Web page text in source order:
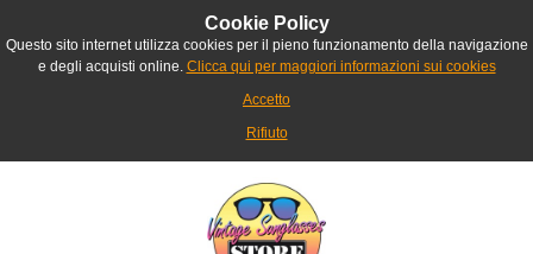
Cookie Policy
Questo sito internet utilizza cookies per il pieno funzionamento della navigazione
e degli acquisti online. Clicca qui per maggiori informazioni sui cookies
Accetto
Rifiuto